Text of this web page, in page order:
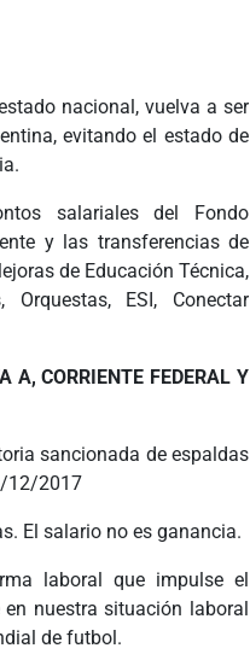
nacional, vuelva a ser
evitando el estado de
salariales del Fondo
y las transferencias de
de Educación Técnica,
Orquestas, ESI, Conectar
A, CORRIENTE FEDERAL Y
sancionada de espaldas
12/2017
El salario no es ganancia.
laboral que impulse el
nuestra situación laboral
de futbol.